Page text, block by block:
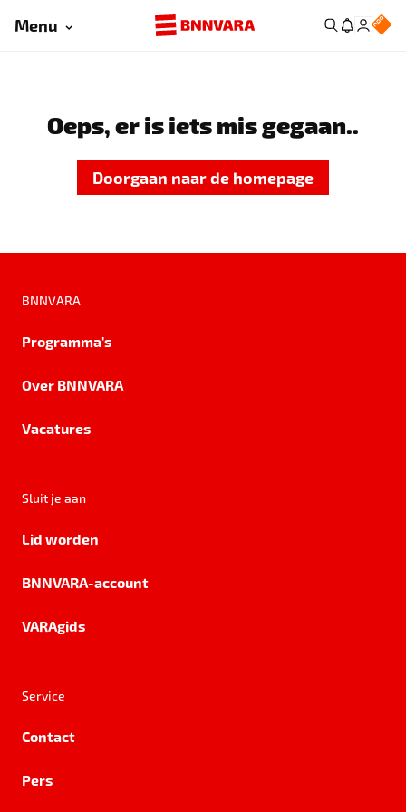
Menu
Oeps, er is iets mis gegaan..
Doorgaan naar de homepage
BNNVARA
Programma's
Over BNNVARA
Vacatures
Sluit je aan
Lid worden
BNNVARA-account
VARAgids
Service
Contact
Pers